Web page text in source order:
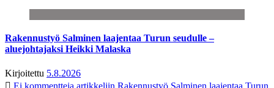
Rakennustyö Salminen laajentaa Turun seudulle –
aluejohtajaksi Heikki Malaska
Kirjoitettu 5.8.2026
Ei kommentteja artikkeliin Rakennustyö Salminen laajentaa Turun